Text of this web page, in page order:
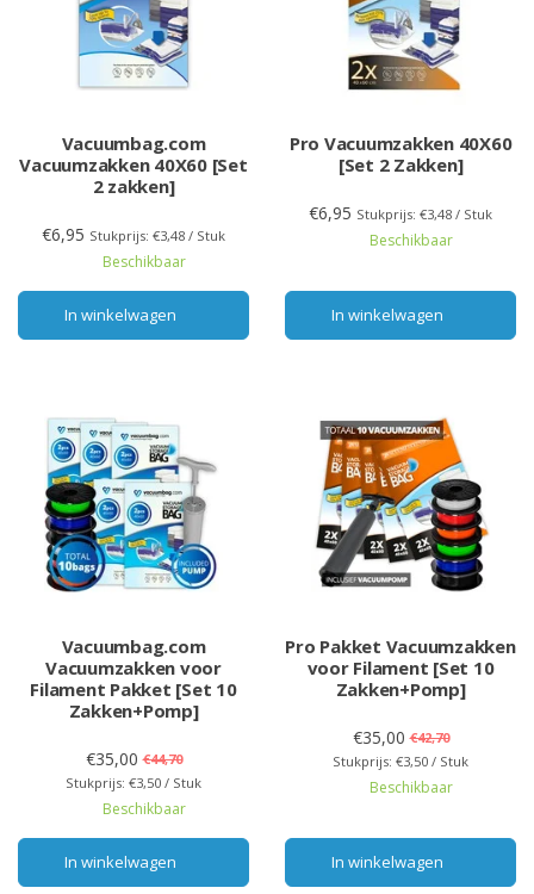
Vacuumbag.com
Vacuumzakken 40X60 [Set
2 zakken]
€6,95 Stukprijs: €3,48 / Stuk
Beschikbaar
In winkelwagen
Pro Vacuumzakken 40X60
[Set 2 Zakken]
€6,95 Stukprijs: €3,48 / Stuk
Beschikbaar
In winkelwagen
Vacuumbag.com
Vacuumzakken voor
Filament Pakket [Set 10
Zakken+Pomp]
€35,00 €44,70
Stukprijs: €3,50 / Stuk
Beschikbaar
In winkelwagen
Pro Pakket Vacuumzakken
voor Filament [Set 10
Zakken+Pomp]
€35,00 €42,70
Stukprijs: €3,50 / Stuk
Beschikbaar
In winkelwagen